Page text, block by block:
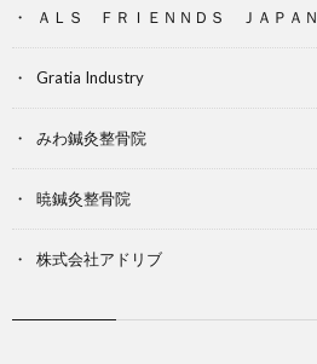
ＡＬＳ ＦＲＩＥＮＮＤＳ ＪＡＰＡＮ
Gratia Industry
みわ鍼灸整骨院
暁鍼灸整骨院
株式会社アドリブ